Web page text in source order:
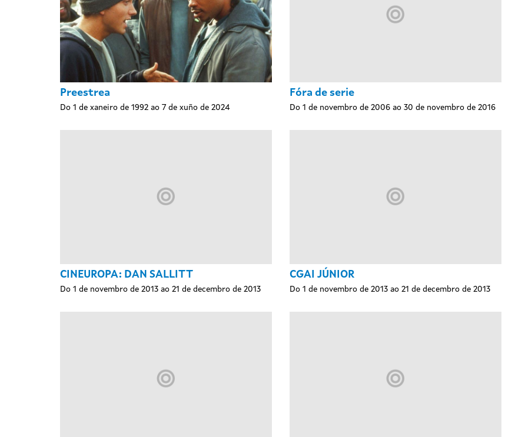
Preestrea
Do 1 de xaneiro de 1992 ao 7 de xuño de 2024
Fóra de serie
Do 1 de novembro de 2006 ao 30 de novembro de 2016
CINEUROPA: DAN SALLITT
Do 1 de novembro de 2013 ao 21 de decembro de 2013
CGAI JÚNIOR
Do 1 de novembro de 2013 ao 21 de decembro de 2013